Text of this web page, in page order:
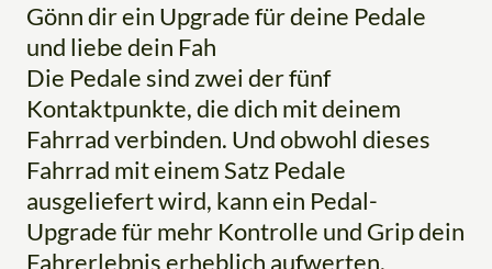
Gönn dir ein Upgrade für deine Pedale
und liebe dein Fah
Die Pedale sind zwei der fünf
Kontaktpunkte, die dich mit deinem
Fahrrad verbinden. Und obwohl dieses
Fahrrad mit einem Satz Pedale
ausgeliefert wird, kann ein Pedal-
Upgrade für mehr Kontrolle und Grip dein
Fahrerlebnis erheblich aufwerten.